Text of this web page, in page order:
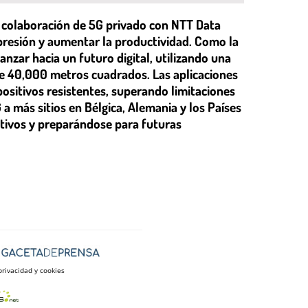
de 5G privado con NTT Data
y aumentar la productividad. Como la
hacia un futuro digital, utilizando una
40,000 metros cuadrados. Las aplicaciones
resistentes, superando limitaciones
más sitios en Bélgica, Alemania y los Países
y preparándose para futuras
y cookies